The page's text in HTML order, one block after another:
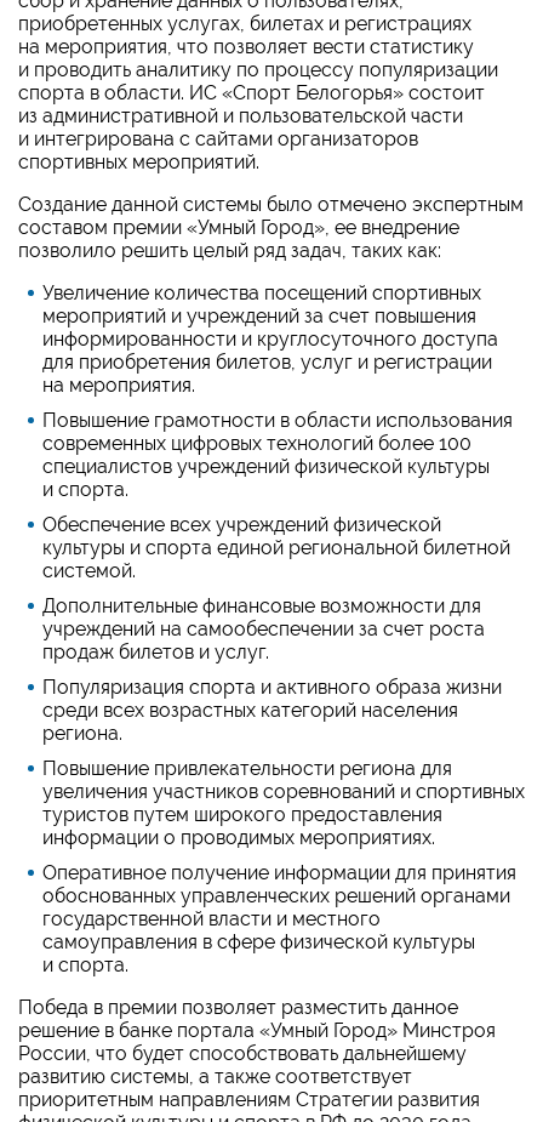
приобретенных услугах, билетах и регистрациях
на мероприятия, что позволяет вести статистику
и проводить аналитику по процессу популяризации
спорта в области. ИС «Спорт Белогорья» состоит
из административной и пользовательской части
и интегрирована с сайтами организаторов
спортивных мероприятий.
Создание данной системы было отмечено экспертным
составом премии «Умный Город», ее внедрение
позволило решить целый ряд задач, таких как:
Увеличение количества посещений спортивных
мероприятий и учреждений за счет повышения
информированности и круглосуточного доступа
для приобретения билетов, услуг и регистрации
на мероприятия.
Повышение грамотности в области использования
современных цифровых технологий более 100
специалистов учреждений физической культуры
и спорта.
Обеспечение всех учреждений физической
культуры и спорта единой региональной билетной
системой.
Дополнительные финансовые возможности для
учреждений на самообеспечении за счет роста
продаж билетов и услуг.
Популяризация спорта и активного образа жизни
среди всех возрастных категорий населения
региона.
Повышение привлекательности региона для
увеличения участников соревнований и спортивных
туристов путем широкого предоставления
информации о проводимых мероприятиях.
Оперативное получение информации для принятия
обоснованных управленческих решений органами
государственной власти и местного
самоуправления в сфере физической культуры
и спорта.
Победа в премии позволяет разместить данное
решение в банке портала «Умный Город» Минстроя
России, что будет способствовать дальнейшему
развитию системы, а также соответствует
приоритетным направлениям Стратегии развития